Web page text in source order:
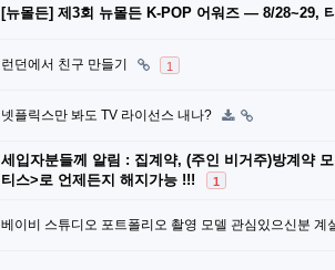
[뉴몰든] 제3회 뉴몰든 K-POP 어워즈 — 8/28~29,
런던에서 친구 만들기 1
넷플릭스만 봐도 TV 라이선스 내나?
세입자분들께 알림 : 집계약, (주인 비거주)방계약
티스>로 언제든지 해지가능 !!!
1
베이비 스튜디오 포트폴리오 촬영 모델 관심있으신분 계